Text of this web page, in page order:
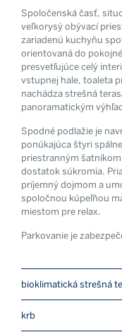
bioklimatická strešná
krb
Spoločenská časť,
veľkorysý obývací
zariadenú kuchyňu
orientovaná do
presvetľujúce celý
vstupnej hale, toaleta
nachádza strešná
panoramatickým
Spodné podlažie je
ponúkajúca štyri
priestranným
dostatok súkromia.
príjemný dojmom a
spoločnou kúpeľňou
miestom pre relax.
Parkovanie je